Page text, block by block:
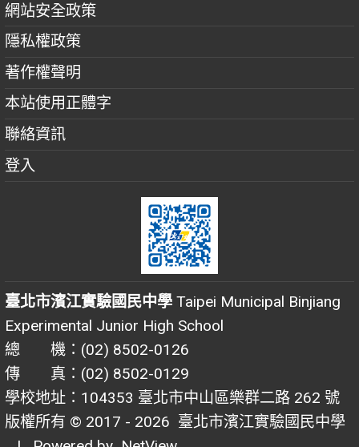
網站安全政策
隱私權政策
著作權聲明
本站使用正體字
聯絡資訊
登入
臺北市濱江實驗國民中學 Taipei Municipal Binjiang
Experimental Junior High School
總 機：(02) 8502-0126
傳 真：(02) 8502-0129
學校地址：104353 臺北市中山區樂群二路 262 號
版權所有 © 2017 - 2026 臺北市濱江實驗國民中學